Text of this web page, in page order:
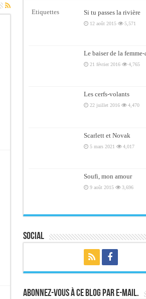
Etiquettes Si tu passes la rivière
12 août 2015 5,571
Le baiser de la femme-
21 février 2016 4,765
Les cerfs-volants
22 juillet 2016 4,470
Scarlett et Novak
5 mars 2021 4,017
Soufi, mon amour
9 août 2015 3,696
Social
Abonnez-vous à ce blog par e-mail.